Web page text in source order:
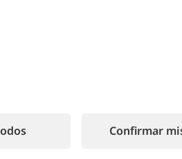
Confirmar